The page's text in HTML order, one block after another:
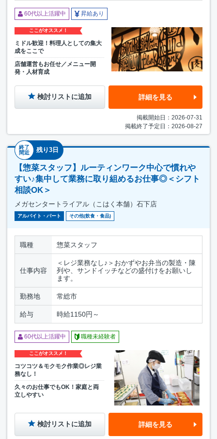
60代以上活躍中 昇給あり
ここがオススメ！
ミドル歓迎！料理人としての集大
成をここで
店舗運営もお任せ／メニュー開
発・人材育成
検討リストに追加 詳細を見る
掲載開始日：2026-07-31
掲載終了予定日：2026-08-27
終了
間近
残り3日
【惣菜スタッフ】ルーティンワーク中心で慣れや
すい♪集中して業務に取り組めるお仕事◎＜シフト
相談OK＞
メガセンタートライアル（こはく本舗）石下店
アルバイト・パート その他(飲食・食品)
職種 惣菜スタッフ
仕事内容
＜レジ業務なし♪＞おかずやお弁当の製造・陳
列や、サンドイッチなどの盛付けをお願いし
ます。
勤務地 常総市
給与 時給1150円～
60代以上活躍中 職種未経験者
ここがオススメ！
コツコツ＆モクモク作業◎レジ業
務なし！
久々のお仕事でもOK！家庭と両
立しやすい
検討リストに追加 詳細を見る